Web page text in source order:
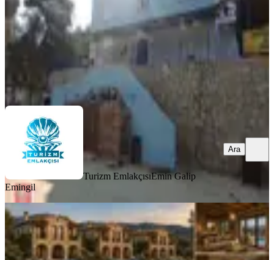
19.000.000 ₺
Turizm EmlakçısıEmin Galip Emingil
Ara
Turizm EmlakçısıEmin Galip
Emingil
Ara
Sahibinden 🌿 Likya Taş Konakları –
Kaş Çayköy’de Eşsiz Yatırım Fırsatı
Kaş, Çayköy Mahallesi